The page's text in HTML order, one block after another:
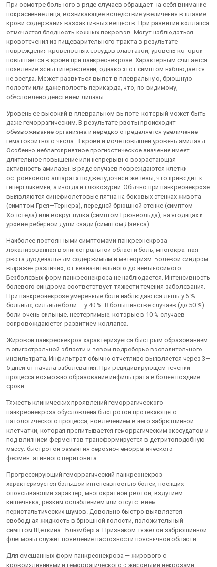
При осмотре больного в ряде случаев обращает на себя внимание
покраснение лица, возникающее вследствие увеличения в плазме
крови содержания вазоактивных веществ. При развитии коллапса
отмечается бледность кожных покровов. Могут наблюдаться
кровотечения из пищеварительного тракта в результате
повреждения кровеносных сосудов эластазой, уровень которой
повышается в крови при панкреонекрозе. Характерным считается
появление зоны гиперестезии, однако этот симптом наблюдается
не всегда. Может развиться выпот в плевральную, брюшную
полости или даже полость перикарда, что, по-видимому,
обусловлено действием липазы.
Уровень ее высокий в плевральном выпоте, который может быть
даже геморрагическим. В результате рвоты происходит
обезвоживание организма и нередко определяется увеличение
гематокритного числа. В крови и моче повышен уровень амилазы.
Особенно неблагоприятное прогностическое значение имеет
длительное повышение или непрерывно возрастающая
активность амилазы. В ряде случаев повреждаются клетки
островкового аппарата поджелудочной железы, что приводит к
гипергликемии, а иногда и глюкозурии. Обычно при панкреонекрозе
выявляются синефиолетовые пятна на боковых стенках живота
(симптом Грея—Тернера), передней брюшной стенке (симптом
Холстеда) или вокруг пупка (симптом Грюнвольда), на ягодицах и
уровне реберной души сзади (симптом Дэвиса).
Наиболее постоянными симптомами панкреонекроза
локализованная в эпигастральной области боль, многократная
рвота дуоденальным содержимым и метеоризм. Болевой синдром
выражен различно, от незначительного до невыносимого.
Безболевых форм панкреонекроза не наблюдается. Интенсивность
болевого синдрома соответствует тяжести течения заболевания.
При панкреонекрозе умеренные боли наблюдаются лишь у 6 %
больных, сильные боли — у 40 %. В большинстве случаев (до 50 %)
боли очень сильные, нестерпимые, которые в 10 % случаев
сопровождаюется развитием коллапса.
Жировой панкреонекроз характеризуется быстрым образованием
в эпигастральной области и левом подреберье воспалительного
инфильтрата. Инфильтрат обычно отчетливо выявляется через 3—
5 дней от начала заболевания. При рецидивирующем течении
процесса возможно образование инфильтрата в более поздние
сроки.
Тяжесть клинических проявлений геморрагического
панкреонекроза обусловлена быстротой протекающего
патологического процесса, вовлечением в него забрюшинной
клетчатки, которая пропитывается геморрагическим экссудатом и
под влиянием ферментов трансформируется в детритоподобную
массу; быстротой развития серозно-геморрагического
ферментативного перитонита.
Прогрессирующий геморрагический панкреонекроз
характеризуется большой интенсивностью болей, носящих
опоясывающий характер, многократной рвотой, вздутием
кишечника, резким ослаблением или отсутствием
перистальтических шумов. Довольно быстро выявляется
свободная жидкость в брюшной полости, положительный
симптом Щеткина—Блюмберга. Признаком тяжелой забрюшинной
флегмоны служит появление пастозности поясничной области.
Для смешанных форм панкреонекроза — жирового с
кровоизлияниями и геморрагического с жировыми некрозами —